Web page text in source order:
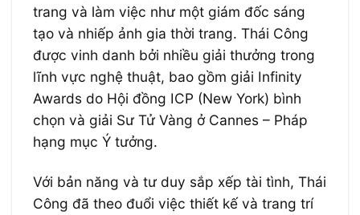
trang và làm việc như một giám đốc sáng
tạo và nhiếp ảnh gia thời trang. Thái Công
được vinh danh bởi nhiều giải thưởng trong
lĩnh vực nghệ thuật, bao gồm giải Infinity
Awards do Hội đồng ICP (New York) bình
chọn và giải Sư Tử Vàng ở Cannes – Pháp
hạng mục Ý tưởng.
Với bản năng và tư duy sắp xếp tài tình, Thái
Công đã theo đuổi việc thiết kế và trang trí